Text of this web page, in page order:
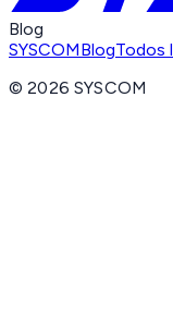
Blog
SYSCOMBlogTodos
©2026 SYSCOM